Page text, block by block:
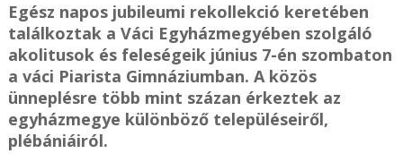
Egész napos jubileumi rekollekció keretében
találkoztak a Váci Egyházmegyében szolgáló
akolitusok és feleségeik június 7-én szombaton
a váci Piarista Gimnáziumban. A közös
ünneplésre több mint százan érkeztek az
egyházmegye különböző településeiről,
plébániáiról.